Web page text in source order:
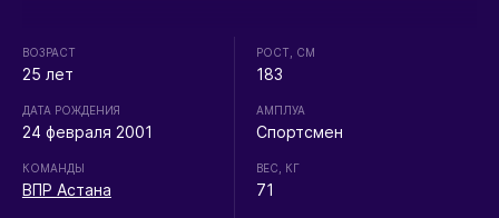
ВОЗРАСТ
25 лет
ДАТА РОЖДЕНИЯ
24 февраля 2001
КОМАНДЫ
ВПР Астана
РОСТ, СМ
183
АМПЛУА
Спортсмен
ВЕС, КГ
71